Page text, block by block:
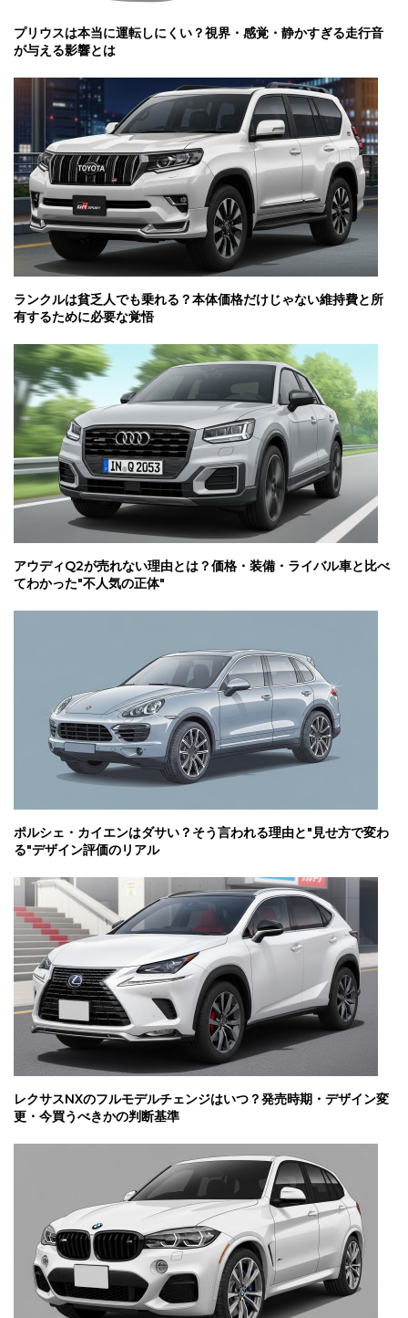
プリウスは本当に運転しにくい？視界・感覚・静かすぎる走行音
が与える影響とは
ランクルは貧乏人でも乗れる？本体価格だけじゃない維持費と所
有するために必要な覚悟
アウディQ2が売れない理由とは？価格・装備・ライバル車と比べ
てわかった"不人気の正体"
ポルシェ・カイエンはダサい？そう言われる理由と"見せ方で変わ
る"デザイン評価のリアル
レクサスNXのフルモデルチェンジはいつ？発売時期・デザイン変
更・今買うべきかの判断基準